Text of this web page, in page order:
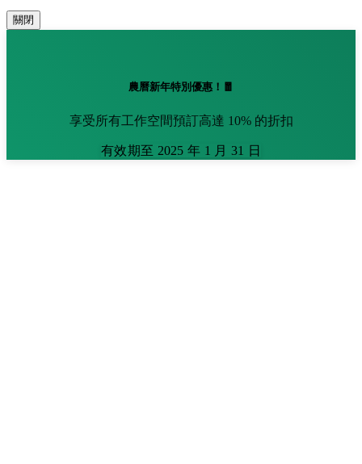
關閉
農曆新年特別優惠！🧧
享受所有工作空間預訂高達 10% 的折扣
有效期至 2025 年 1 月 31 日